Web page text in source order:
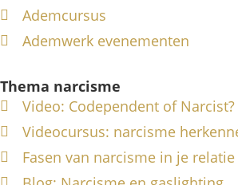
Ademcursus
Ademwerk evenementen
Thema narcisme
Video: Codependent of Narcist?
Videocursus: narcisme
Fasen van narcisme in je relatie